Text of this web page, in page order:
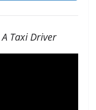
A Taxi Driver